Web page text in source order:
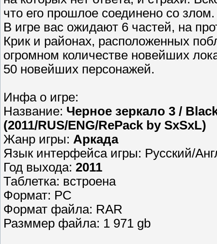
что его прошлое соединено со злом.
В игре вас ожидают 6 частей, на
Крик и районах, расположенных
огромном количестве новейших
50 новейших персонажей.
Инфа о игре:
Название: Черное зеркало 3 /
(2011/RUS/ENG/RePack by SxSxL)
Жанр игры: Аркада
Язык интерфейса игры: Русский/
Год выхода: 2011
Таблетка: встроена
Формат: PC
Формат файла: RAR
Разммер файла: 1 971 gb